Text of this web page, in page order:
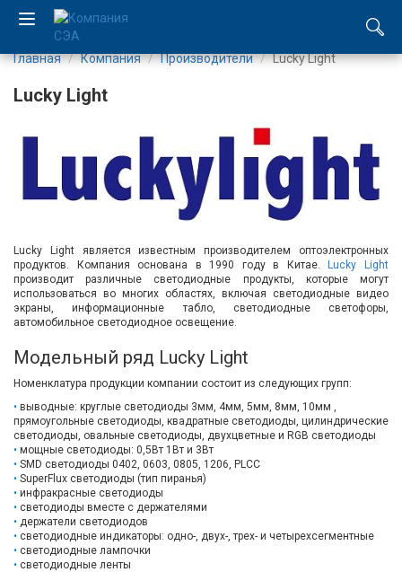
UA
Компания
Каталог
Производство
Услуги
Вакансии
Вход/
авторизация
Производители
Контакты
Главная Компания Производители Lucky Light
Lucky Light
Lucky Light является известным производителем оптоэлектронных
продуктов. Компания основана в 1990 году в Китае.Lucky Light
производит различные светодиодные продукты, которые могут
использоваться во многих областях, включая светодиодные видео
экраны, информационные табло, светодиодные светофоры,
автомобильное светодиодное освещение.
Модельный ряд Lucky Light
Номенклатура продукции компании состоит из следующих групп:
выводные: круглые светодиоды 3мм, 4мм, 5мм, 8мм, 10мм ,
прямоугольные светодиоды, квадратные светодиоды, цилиндрические
светодиоды, овальные светодиоды, двухцветные и RGB светодиоды
мощные светодиоды: 0,5Вт 1Вт и 3Вт
SMD светодиоды 0402, 0603, 0805, 1206, PLCC
SuperFlux светодиоды (тип пиранья)
инфракрасные светодиоды
светодиоды вместе с держателями
держатели светодиодов
светодиодные индикаторы: одно-, двух-, трех- и четырехсегментные
светодиодные лампочки
светодиодные ленты